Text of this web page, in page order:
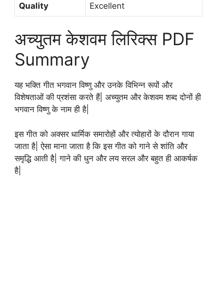
Quality Excellent
अच्युतम केशवम लिरिक्स PDF
Summary
यह भक्ति गीत भगवान विष्णु और उनके विभिन्न रूपों और
विशेषताओं की प्रशंसा करते हैं| अच्युतम और केशवम शब्द दोनों ही
भगवान विष्णु के नाम ही है|
इस गीत को अक्सर धार्मिक समारोहों और त्योहारों के दौरान गाया
जाता है| ऐसा माना जाता है कि इस गीत को गाने से शांति और
समृद्धि आती है| गाने की धुन और लय सरल और बहुत ही आकर्षक
है|